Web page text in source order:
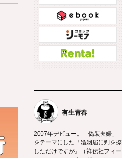
有生青春
2007年デビュー。「偽装夫婦」
をテーマにした『婚姻届に判を捺
しただけですが』（祥伝社フィー